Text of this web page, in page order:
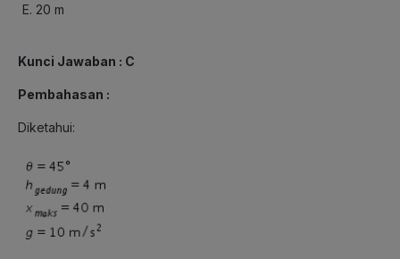
20 m
Kunci Jawaban : C
Pembahasan :
Diketahui: